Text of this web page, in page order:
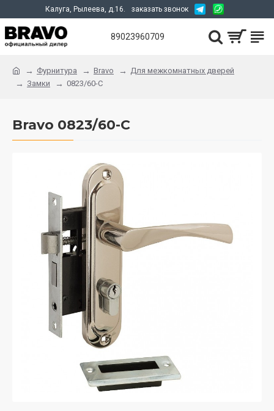
Калуга, Рылеева, д.16. заказать звонок
89023960709
Фурнитура Bravo
Для межкомнатных дверей
Замки
0823/60-C
Bravo 0823/60-C